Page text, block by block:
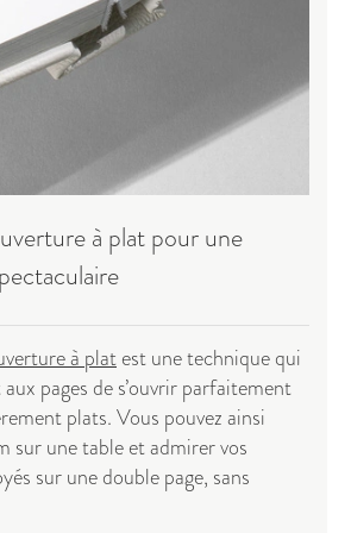
à plat pour une
à platest une technique qui
pages de s’ouvrir parfaitement
plats. Vous pouvez ainsi
sur une table et admirer vos
sur une double page, sans